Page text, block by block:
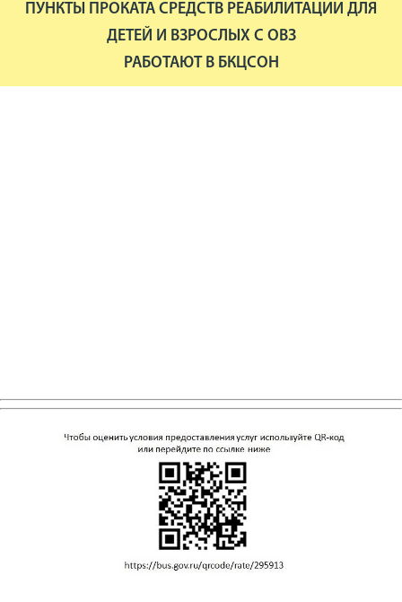
ПУНКТЫ ПРОКАТА СРЕДСТВ РЕАБИЛИТАЦИИ ДЛЯ
ДЕТЕЙ И ВЗРОСЛЫХ С ОВЗ
РАБОТАЮТ В БКЦСОН